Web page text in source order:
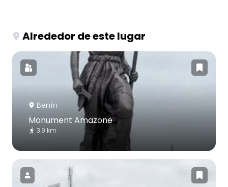
Alrededor de este lugar
Benín
Monument Amazone
3.9 km